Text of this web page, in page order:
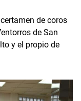
de coros
de San
y el propio de